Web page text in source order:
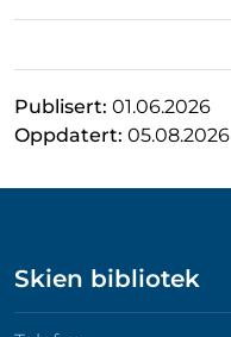
Publisert: 01.06.2026
Oppdatert: 05.08.2026
Skien bibliotek